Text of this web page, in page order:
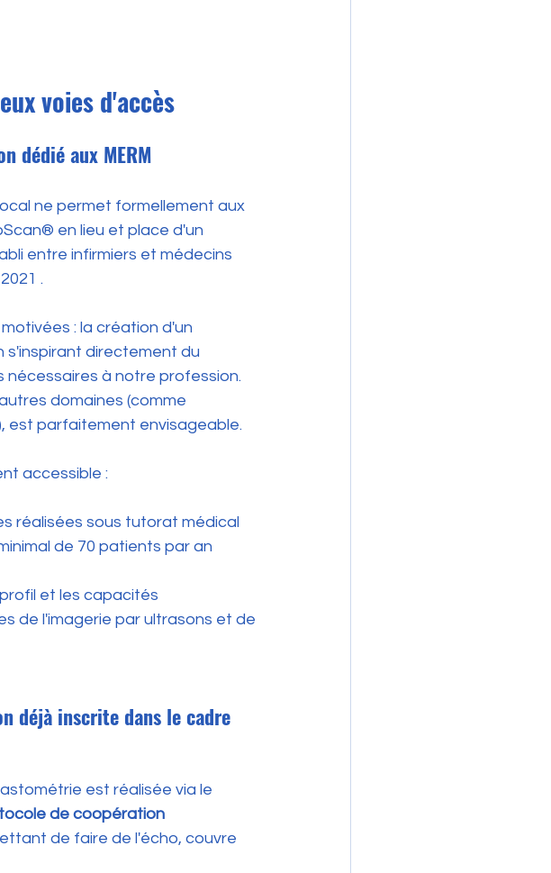
voies d'accès
dédié aux MERM
ne permet formellement aux
en lieu et place d'un
entre infirmiers et médecins
.
: la création d'un
s'inspirant directement du
à notre profession.
domaines (comme
est parfaitement envisageable.
accessible :
réalisées sous tutorat médical
de 70 patients par an
et les capacités
de l'imagerie par ultrasons et de
déjà inscrite dans le cadre
est réalisée via le
de coopération
de faire de l'écho, couvre